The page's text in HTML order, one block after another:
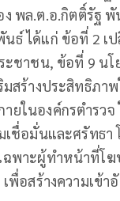
ง พล.ต.อ.กิตติ์รัฐ
ธ์ ได้แก่ ข้อที่ 2 เ
ชาชน, ข้อที่ 9 นโ
ร้างประสิทธิภาพ
ยในองค์กรตำรว
ชื่อมั่นและศรัทธา
ฉพาะผู้ทำหน้าที่โ
พื่อสร้างความเข้า